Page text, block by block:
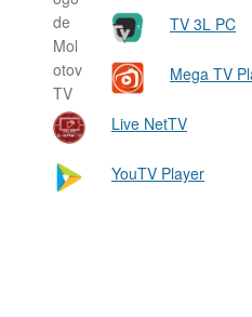
TV 3L PC
Mega TV
Live NetTV
YouTV Player